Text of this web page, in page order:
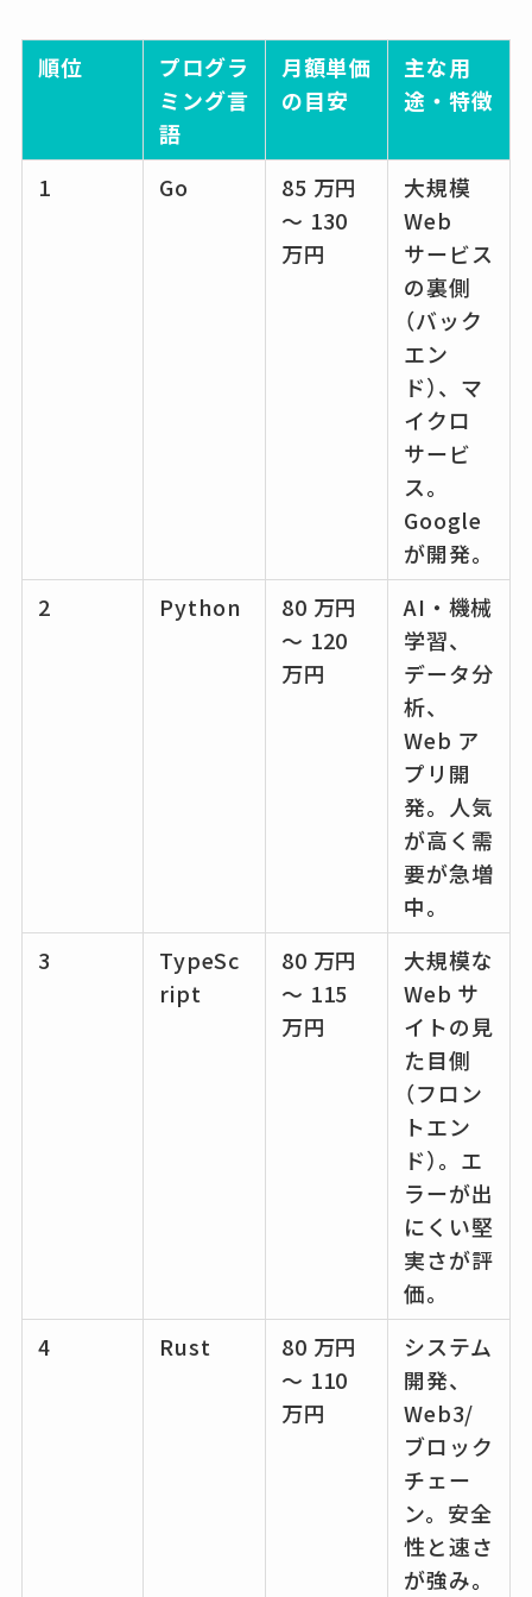
順位
プログラ
ミング言
語
月額単価
の目安
主な用
途・特徴
1 Go
85 万円
～ 130
万円
大規模
Web
サービス
の裏側
（バック
エン
ド）、マ
イクロ
サービ
ス。
Google
が開発。
2
Python
80 万円
～ 120
万円
AI・機械
学習、
データ分
析、
Web ア
プリ開
発。人気
が高く需
要が急増
中。
3
TypeSc
ript
80 万円
～ 115
万円
大規模な
Web サ
イトの見
た目側
（フロン
トエン
ド）。エ
ラーが出
にくい堅
実さが評
価。
4
Rust
80 万円
～ 110
万円
システム
開発、
Web3/
ブロック
チェー
ン。安全
性と速さ
が強み。